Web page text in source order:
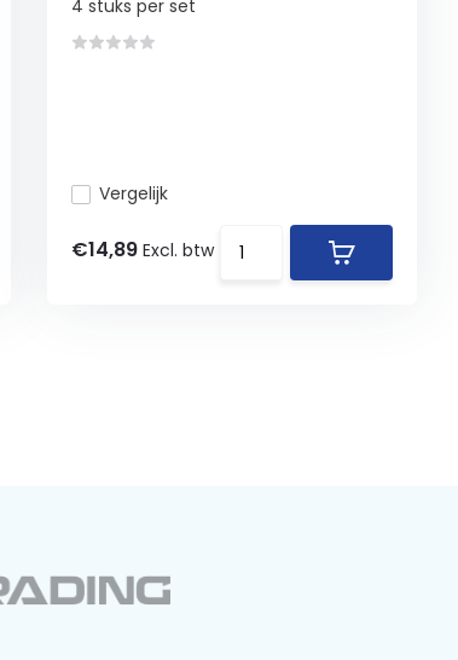
4 stuks per set
Vergelijk
€14,89Excl. btw